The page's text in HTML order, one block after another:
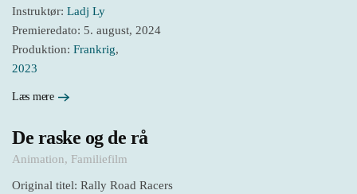
Instruktør: Ladj Ly
Premieredato: 5. august, 2024
Produktion: Frankrig,
2023
Læs mere
De raske og de rå
Animation, Familiefilm
Original titel: Rally Road Racers